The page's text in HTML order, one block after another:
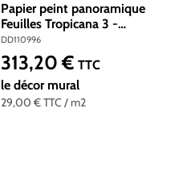
Papier peint panoramique
Feuilles Tropicana 3 -
Référence DD110996 -
Intissé 200g/m2 - Standard
400 x 270
DD110996
29,00 €TTC / m2
Prix régulier :
313,20 € TTC
le décor mural